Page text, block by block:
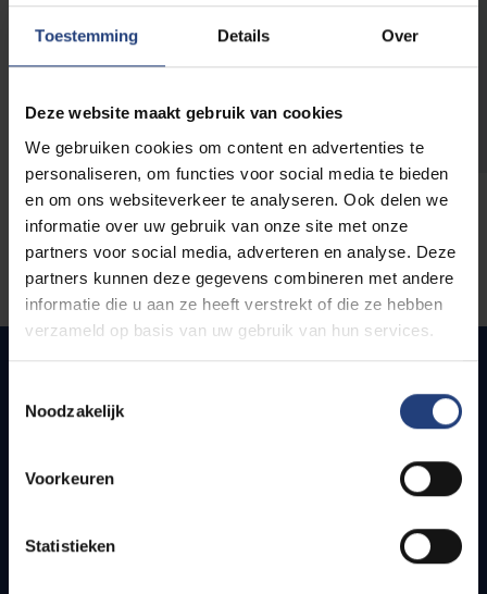
Toestemming Details Over
Deze website maakt gebruik van cookies
We gebruiken cookies om content en advertenties te
personaliseren, om functies voor social media te bieden
en om ons websiteverkeer te analyseren. Ook delen we
informatie over uw gebruik van onze site met onze
partners voor social media, adverteren en analyse. Deze
partners kunnen deze gegevens combineren met andere
informatie die u aan ze heeft verstrekt of die ze hebben
verzameld op basis van uw gebruik van hun services.
Noodzakelijk
Voorkeuren
Statistieken
Quick links
How to get to the VUB campuses